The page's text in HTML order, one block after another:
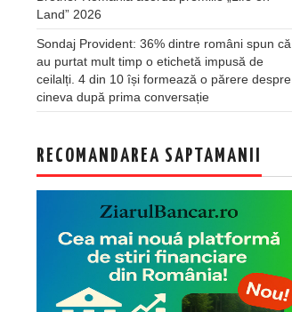
Land” 2026
Sondaj Provident: 36% dintre români spun că
au purtat mult timp o etichetă impusă de
ceilalți. 4 din 10 își formează o părere despre
cineva după prima conversație
RECOMANDAREA SAPTAMANII